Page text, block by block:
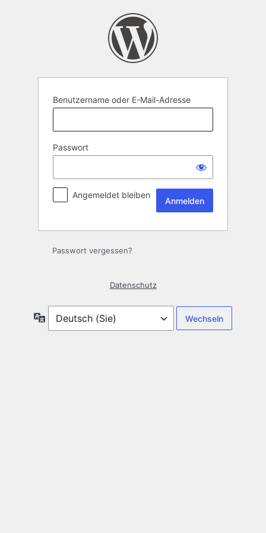
Benutzername oder E-Mail-Adresse
Passwort
Angemeldet bleiben
Passwort vergessen?
Datenschutz
Sprache